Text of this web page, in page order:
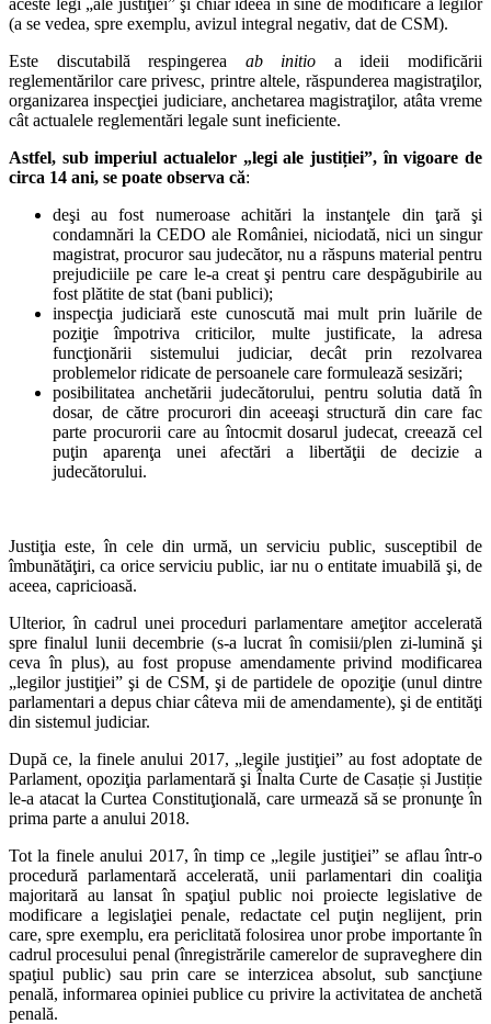
aceste legi „ale justiţiei” şi chiar ideea în sine de modificare a legilor
(a se vedea, spre exemplu, avizul integral negativ, dat de CSM).
Este discutabilă respingerea ab initio a ideii modificării
reglementărilor care privesc, printre altele, răspunderea magistraţilor,
organizarea inspecţiei judiciare, anchetarea magistraţilor, atâta vreme
cât actualele reglementări legale sunt ineficiente.
Astfel, sub imperiul actualelor „legi ale justiției”, în vigoare de
circa 14 ani, se poate observa că:
deşi au fost numeroase achitări la instanţele din ţară şi
condamnări la CEDO ale României, niciodată, nici un singur
magistrat, procuror sau judecător, nu a răspuns material pentru
prejudiciile pe care le-a creat şi pentru care despăgubirile au
fost plătite de stat (bani publici);
inspecţia judiciară este cunoscută mai mult prin luările de
poziţie împotriva criticilor, multe justificate, la adresa
funcţionării sistemului judiciar, decât prin rezolvarea
problemelor ridicate de persoanele care formulează sesizări;
posibilitatea anchetării judecătorului, pentru solutia dată în
dosar, de către procurori din aceeaşi structură din care fac
parte procurorii care au întocmit dosarul judecat, creează cel
puţin aparenţa unei afectări a libertăţii de decizie a
judecătorului.
Justiţia este, în cele din urmă, un serviciu public, susceptibil de
îmbunătăţiri, ca orice serviciu public, iar nu o entitate imuabilă şi, de
aceea, capricioasă.
Ulterior, în cadrul unei proceduri parlamentare ameţitor accelerată
spre finalul lunii decembrie (s-a lucrat în comisii/plen zi-lumină şi
ceva în plus), au fost propuse amendamente privind modificarea
„legilor justiţiei” şi de CSM, şi de partidele de opoziţie (unul dintre
parlamentari a depus chiar câteva mii de amendamente), şi de entităţi
din sistemul judiciar.
După ce, la finele anului 2017, „legile justiţiei” au fost adoptate de
Parlament, opoziţia parlamentară şi Înalta Curte de Casație și Justiție
le-a atacat la Curtea Constituţională, care urmează să se pronunţe în
prima parte a anului 2018.
Tot la finele anului 2017, în timp ce „legile justiţiei” se aflau într-o
procedură parlamentară accelerată, unii parlamentari din coaliţia
majoritară au lansat în spaţiul public noi proiecte legislative de
modificare a legislaţiei penale, redactate cel puţin neglijent, prin
care, spre exemplu, era periclitată folosirea unor probe importante în
cadrul procesului penal (înregistrările camerelor de supraveghere din
spaţiul public) sau prin care se interzicea absolut, sub sancţiune
penală, informarea opiniei publice cu privire la activitatea de anchetă
penală.